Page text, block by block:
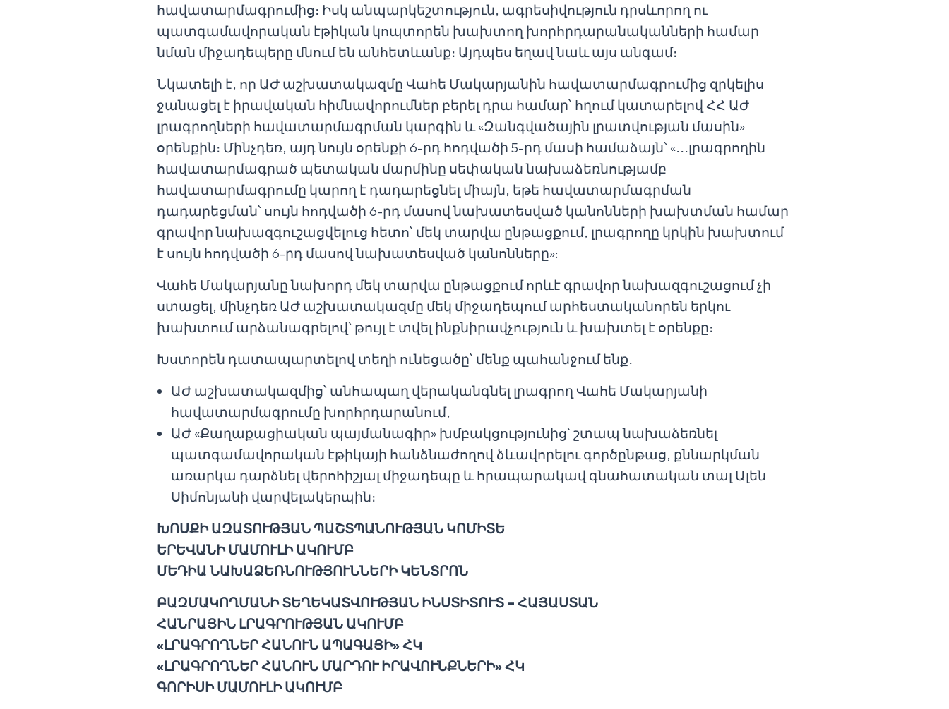
հավատարմագրումից։ Իսկ անպարկեշտություն, ագրեսիվություն դրսևորող ու
պատգամավորական էթիկան կոպտորեն խախտող խորհրդարանականների համար
նման միջադեպերը մնում են անհետևանք։ Այդպես եղավ նաև այս անգամ։
Նկատելի է, որ ԱԺ աշխատակազմը Վահե Մակարյանին հավատարմագրումից զրկելիս
ջանացել է իրավական հիմնավորումներ բերել դրա համար՝ հղում կատարելով ՀՀ ԱԺ
լրագրողների հավատարմագրման կարգին և «Զանգվածային լրատվության մասին»
օրենքին։ Մինչդեռ, այդ նույն օրենքի 6-րդ հոդվածի 5-րդ մասի համաձայն՝ «․․․լրագրողին
հավատարմագրած պետական մարմինը սեփական նախաձեռնությամբ
հավատարմագրումը կարող է դադարեցնել միայն, եթե հավատարմագրման
դադարեցման՝ սույն հոդվածի 6-րդ մասով նախատեսված կանոնների խախտման համար
գրավոր նախազգուշացվելուց հետո՝ մեկ տարվա ընթացքում, լրագրողը կրկին խախտում
է սույն հոդվածի 6-րդ մասով նախատեսված կանոնները»:
Վահե Մակարյանը նախորդ մեկ տարվա ընթացքում որևէ գրավոր նախազգուշացում չի
ստացել, մինչդեռ ԱԺ աշխատակազմը մեկ միջադեպում արհեստականորեն երկու
խախտում արձանագրելով՝ թույլ է տվել ինքնիրավչություն և խախտել է օրենքը։
Խստորեն դատապարտելով տեղի ունեցածը՝ մենք պահանջում ենք․
ԱԺ աշխատակազմից՝ անհապաղ վերականգնել լրագրող Վահե Մակարյանի
հավատարմագրումը խորհրդարանում,
ԱԺ «Քաղաքացիական պայմանագիր» խմբակցությունից՝ շտապ նախաձեռնել
պատգամավորական էթիկայի հանձնաժողով ձևավորելու գործընթաց, քննարկման
առարկա դարձնել վերոհիշյալ միջադեպը և հրապարակավ գնահատական տալ Ալեն
Սիմոնյանի վարվելակերպին։
ԽՈՍՔԻ ԱԶԱՏՈՒԹՅԱՆ ՊԱՇՏՊԱՆՈՒԹՅԱՆ ԿՈՄԻՏԵ
ԵՐԵՎԱՆԻ ՄԱՄՈՒԼԻ ԱԿՈՒՄԲ
ՄԵԴԻԱ ՆԱԽԱՁԵՌՆՈՒԹՅՈՒՆՆԵՐԻ ԿԵՆՏՐՈՆ
ԲԱԶՄԱԿՈՂՄԱՆԻ ՏԵՂԵԿԱՏՎՈՒԹՅԱՆ ԻՆՍՏԻՏՈՒՏ – ՀԱՅԱՍՏԱՆ
ՀԱՆՐԱՅԻՆ ԼՐԱԳՐՈՒԹՅԱՆ ԱԿՈՒՄԲ
«ԼՐԱԳՐՈՂՆԵՐ ՀԱՆՈՒՆ ԱՊԱԳԱՅԻ» ՀԿ
«ԼՐԱԳՐՈՂՆԵՐ ՀԱՆՈՒՆ ՄԱՐԴՈՒ ԻՐԱՎՈՒՆՔՆԵՐԻ» ՀԿ
ԳՈՐԻՍԻ ՄԱՄՈՒԼԻ ԱԿՈՒՄԲ